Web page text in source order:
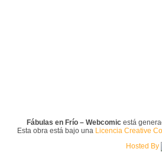
Fábulas en Frío – Webcomicestá
Esta obra está bajo una Licencia Creative
Hosted By